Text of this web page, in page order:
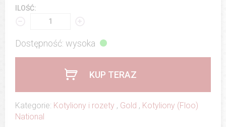
ILOŚĆ:
Dostępność: wysoka
KUP TERAZ
Kategorie: Kotyliony i rozety , Gold , Kotyliony (Floo)
National